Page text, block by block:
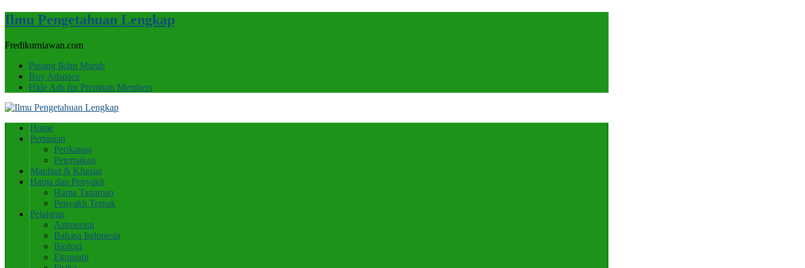
Ilmu Pengetahuan Lengkap
Fredikurniawan.com
Pasang Iklan Murah
Buy Adspace
Hide Ads for Premium Members
Home
Pertanian
Perikanan
Peternakan
Manfaat & Khasiat
Hama dan Penyakit
Hama Tanaman
Penyakit Ternak
Pelajaran
Astronomi
Bahasa Indonesia
Biologi
Ekonomi